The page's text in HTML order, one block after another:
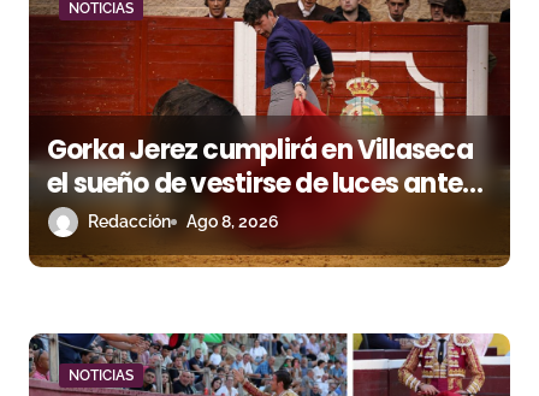
a
d
a
s
NOTICIAS
Gorka Jerez cumplirá en Villaseca
el sueño de vestirse de luces ante
los suyos
Redacción Ago 8, 2026
NOTICIAS